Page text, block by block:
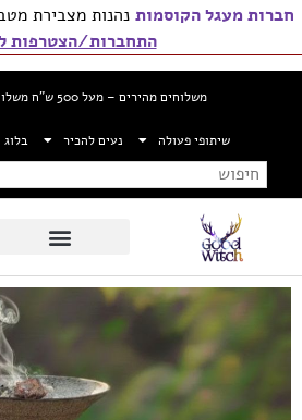
חברות מעגל הקוסמות נהנות מצבירת
התחברות/הצטרפות
משלוחים מהירים – מעל 500 ש”ח משלוח עד הבית בחינם
שיתופי פעולה נעים להכיר בלוג